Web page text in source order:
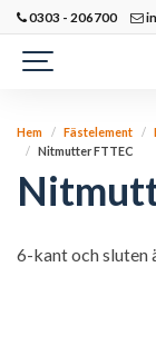
0303 - 206700
Hem Fästelement
Nitmutter FTTEC
6-kant och sluten